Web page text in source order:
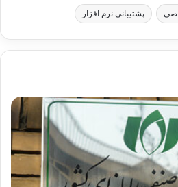
پشتیبانی نرم افزار